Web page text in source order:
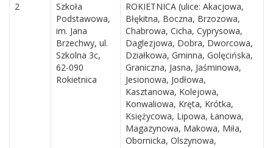
2
Szkoła
Podstawowa,
im. Jana
Brzechwy, ul.
Szkolna 3c,
62-090
Rokietnica
ROKIETNICA (ulice: Akacjowa,
Błękitna, Boczna, Brzozowa,
Chabrowa, Cicha, Cyprysowa,
Daglezjowa, Dobra, Dworcowa,
Działkowa, Gminna, Golęcińska,
Graniczna, Jasna, Jaśminowa,
Jesionowa, Jodłowa,
Kasztanowa, Kolejowa,
Konwaliowa, Kręta, Krótka,
Księżycowa, Lipowa, Łanowa,
Magazynowa, Makowa, Miła,
Obornicka, Olszynowa,